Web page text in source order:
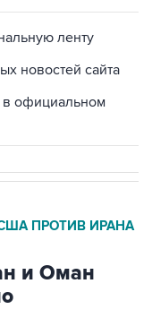
ленту
новостей сайта
в официальном
ПРОТИВ ИРАНА
и Оман